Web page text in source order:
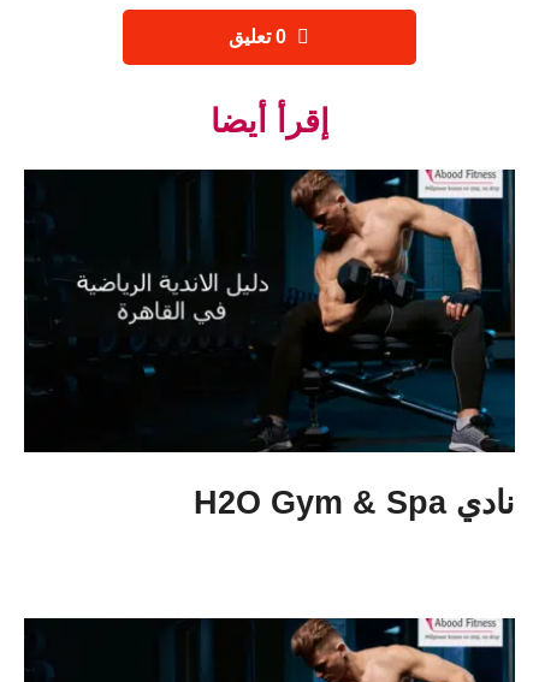
إقرأ أيضا
نادي H2O Gym & Spa